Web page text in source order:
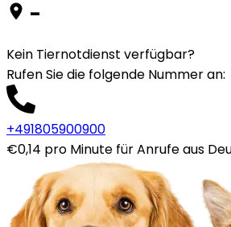
-
Kein Tiernotdienst verfügbar?
Rufen Sie die folgende Nummer an:
+491805900900
€0,14 pro Minute für Anrufe aus